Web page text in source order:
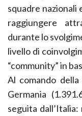
squadre nazionali
raggiungere
durante lo
livello di
“community” in
Al comando
Germania
seguita